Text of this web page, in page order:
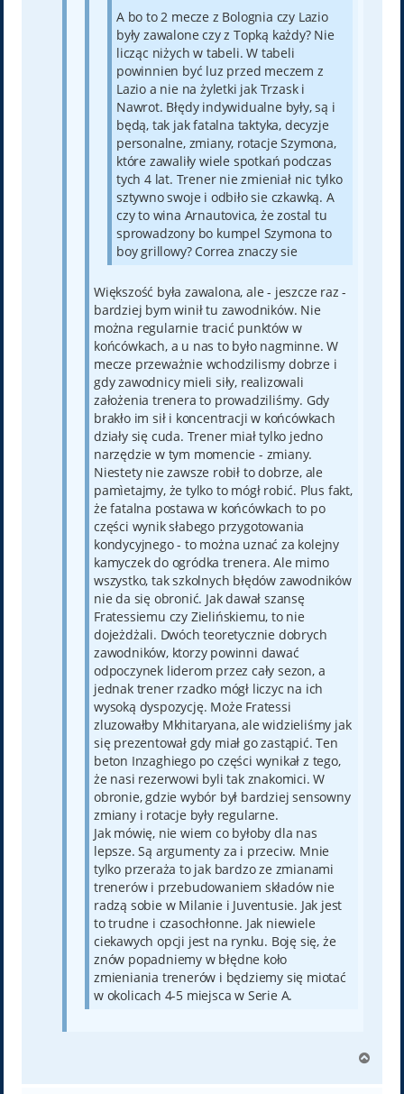
A bo to 2 mecze z Bolognia czy Lazio
były zawalone czy z Topką każdy? Nie
licząc niżych w tabeli. W tabeli
powinnien być luz przed meczem z
Lazio a nie na żyletki jak Trzask i
Nawrot. Błędy indywidualne były, są i
będą, tak jak fatalna taktyka, decyzje
personalne, zmiany, rotacje Szymona,
które zawaliły wiele spotkań podczas
tych 4 lat. Trener nie zmieniał nic tylko
sztywno swoje i odbiło sie czkawką. A
czy to wina Arnautovica, że zostal tu
sprowadzony bo kumpel Szymona to
boy grillowy? Correa znaczy sie
Większość była zawalona, ale - jeszcze raz -
bardziej bym winił tu zawodników. Nie
można regularnie tracić punktów w
końcówkach, a u nas to było nagminne. W
mecze przeważnie wchodzilismy dobrze i
gdy zawodnicy mieli siły, realizowali
założenia trenera to prowadziliśmy. Gdy
brakło im sił i koncentracji w końcówkach
działy się cuda. Trener miał tylko jedno
narzędzie w tym momencie - zmiany.
Niestety nie zawsze robił to dobrze, ale
pamìetajmy, że tylko to mógł robić. Plus fakt,
że fatalna postawa w końcówkach to po
części wynik słabego przygotowania
kondycyjnego - to można uznać za kolejny
kamyczek do ogródka trenera. Ale mimo
wszystko, tak szkolnych błędów zawodników
nie da się obronić. Jak dawał szansę
Fratessiemu czy Zielińskiemu, to nie
dojeżdżali. Dwóch teoretycznie dobrych
zawodników, ktorzy powinni dawać
odpoczynek liderom przez cały sezon, a
jednak trener rzadko mógł liczyc na ich
wysoką dyspozycję. Może Fratessi
zluzowałby Mkhitaryana, ale widzieliśmy jak
się prezentował gdy miał go zastąpić. Ten
beton Inzaghiego po części wynikał z tego,
że nasi rezerwowi byli tak znakomici. W
obronie, gdzie wybór był bardziej sensowny
zmiany i rotacje były regularne.
Jak mówię, nie wiem co byłoby dla nas
lepsze. Są argumenty za i przeciw. Mnie
tylko przeraża to jak bardzo ze zmianami
trenerów i przebudowaniem składów nie
radzą sobie w Milanie i Juventusie. Jak jest
to trudne i czasochłonne. Jak niewiele
ciekawych opcji jest na rynku. Boję się, że
znów popadniemy w błędne koło
zmieniania trenerów i będziemy się miotać
w okolicach 4-5 miejsca w Serie A.
g